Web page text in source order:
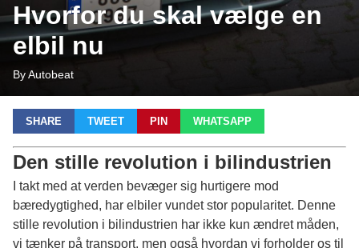
Hvorfor du skal vælge en
elbil nu
By Autobeat
SHARE TWEET PIN WHATSAPP
Den stille revolution i bilindustrien
I takt med at verden bevæger sig hurtigere mod
bæredygtighed, har elbiler vundet stor popularitet. Denne
stille revolution i bilindustrien har ikke kun ændret måden,
vi tænker på transport, men også hvordan vi forholder os til